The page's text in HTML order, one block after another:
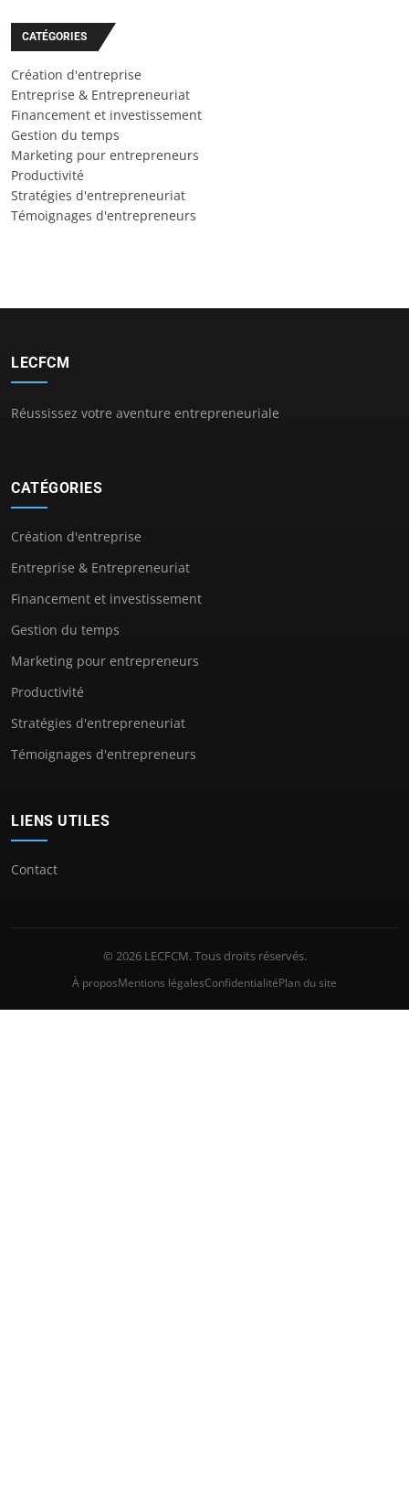
CATÉGORIES
Création d'entreprise
Entreprise & Entrepreneuriat
Financement et investissement
Gestion du temps
Marketing pour entrepreneurs
Productivité
Stratégies d'entrepreneuriat
Témoignages d'entrepreneurs
LECFCM
Réussissez votre aventure entrepreneuriale
CATÉGORIES
Création d'entreprise
Entreprise & Entrepreneuriat
Financement et investissement
Gestion du temps
Marketing pour entrepreneurs
Productivité
Stratégies d'entrepreneuriat
Témoignages d'entrepreneurs
LIENS UTILES
Contact
© 2026 LECFCM. Tous droits réservés.
À proposMentions légalesConfidentialitéPlan du site